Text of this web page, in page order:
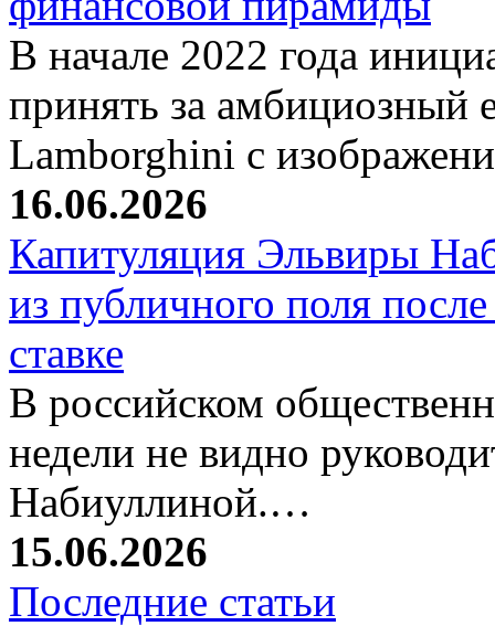
В начале 2022 года
принять за амбициозный
Lamborghini с
16.06.2026
Капитуляция Эльвиры
из публичного поля
ставке
В российском
недели не видно
Набиуллиной.…
15.06.2026
Последние статьи